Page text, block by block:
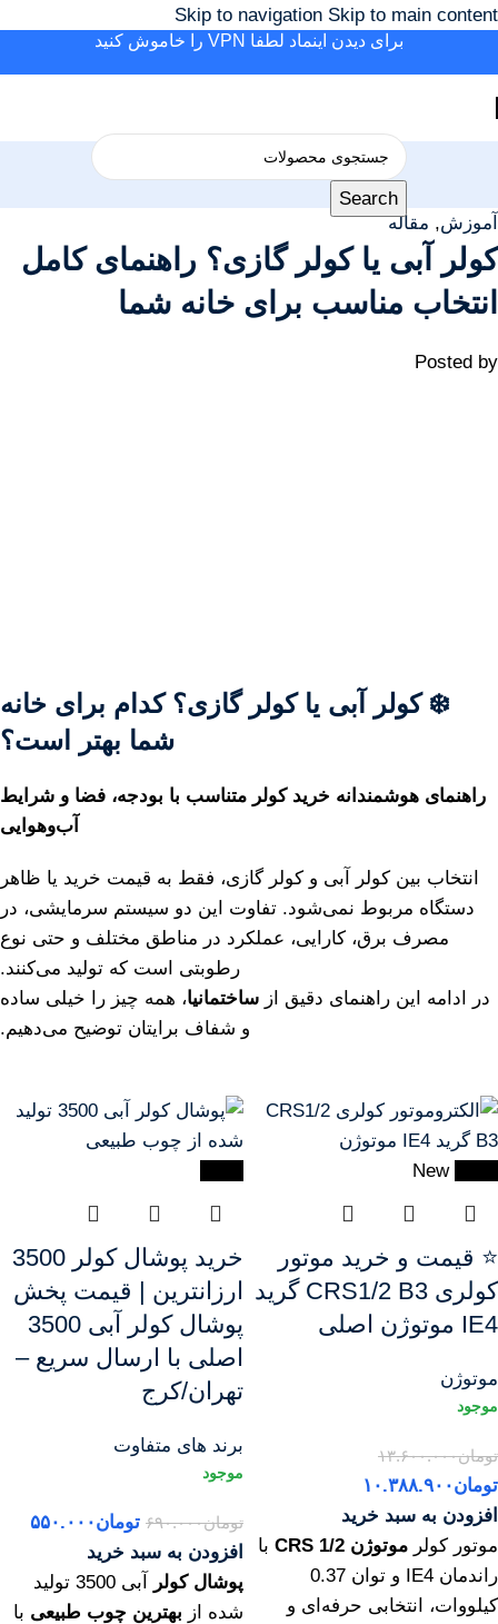
Skip to navigation Skip to main content
برای دیدن اینماد لطفا VPN را خاموش کنید
Search
آموزش, مقاله
کولر آبی یا کولر گازی؟ راهنمای کامل
انتخاب مناسب برای خانه شما
Posted by
❄️کولر آبی یاکولرگازی؟کدام برای خانه
شما بهتر است؟
راهنمای هوشمندانه خریدکولر متناسب با بودجه، فضا و شرایط
آب‌وهوایی
انتخاب بین کولر آبی و کولر گازی، فقط به قیمت خرید یا ظاهر
دستگاه مربوط نمی‌شود. تفاوت این دو سیستم سرمایشی، در
مصرف برق، کارایی، عملکرد در مناطق مختلف و حتی نوع
رطوبتی
است که تولید می‌کنند.
در
ادامه این راهنمای دقیق از ساختمانیا، همه چیز را خیلی ساده
و شفاف برایتان توضیح می‌دهیم.
New
⭐ قیمت و خرید موتور
کولری CRS1/2 B3 گرید
IE4 موتوژن اصلی
موتوژن
تومان۱۳.۶۰۰.۰۰۰
تومان۱۰.۳۸۸.۹۰۰
افزودن به سبد خرید
موتور کولر موتوژن 1/2 CRS
با
راندمان IE4 و توان 0.37
کیلووات، انتخابی حرفه‌ای و
خرید پوشال کولر 3500
ارزانترین | قیمت پخش
پوشال کولر آبی 3500
اصلی با ارسال سریع –
تهران/کرج
برند های متفاوت
تومان۶۹۰.۰۰۰ تومان۵۵۰.۰۰۰
افزودن به سبد خرید
پوشال کولر
آبی 3500 تولید
شده از بهترین چوب طبیعی با